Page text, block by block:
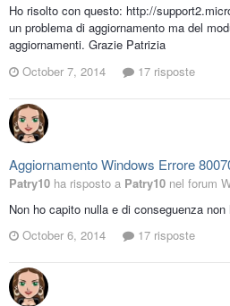
Ho risolto con questo: http://
un problema di aggiornamento ma del
aggiornamenti. Grazie Patrizia
October 7, 2014
17 risposte
Aggiornamento Windows Errore
Patry10 ha risposto a Patry10 nel forum
Non ho capito nulla e di conseguenza
October 6, 2014
17 risposte